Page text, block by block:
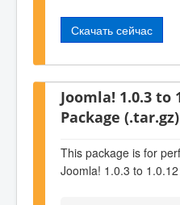
Скачать сейчас
Joomla! 1.0.3 to
Package (.tar.gz)
This package is for
Joomla! 1.0.3 to 1.0.12